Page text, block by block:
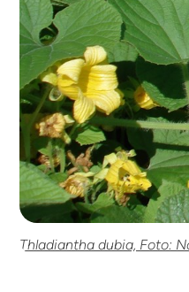
Thladiantha dubia, Foto: